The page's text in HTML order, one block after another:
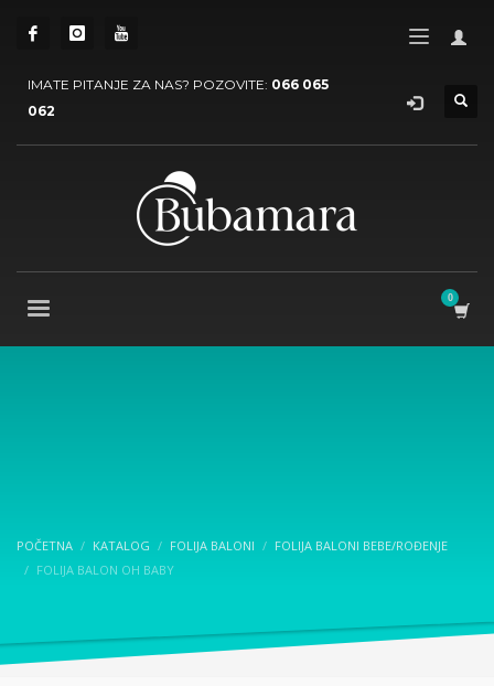
IMATE PITANJE ZA NAS? POZOVITE: 066 065
062
POČETNA KATALOG FOLIJA BALONI
FOLIJA BALONI BEBE/ROĐENJE
FOLIJA BALON OH BABY